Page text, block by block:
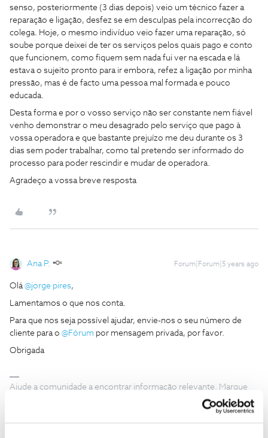
senso, posteriormente (3 dias depois) veio um técnico fazer a
reparação e ligação, desfez se em desculpas pela incorrecção do
colega. Hoje, o mesmo indivíduo veio fazer uma reparação, só
soube porque deixei de ter os serviços pelos quais pago e conto
que funcionem, como fiquem sem nada fui ver na escada e lá
estava o sujeito pronto para ir embora, refez a ligação por minha
pressão, mas é de facto uma pessoa mal formada e pouco
educada.
Desta forma e por o vosso serviço não ser constante nem fiável
venho demonstrar o meu desagrado pelo serviço que pago à
vossa operadora e que bastante prejuízo me deu durante os 3
dias sem poder trabalhar, como tal pretendo ser informado do
processo para poder rescindir e mudar de operadora.
Agradeço a vossa breve resposta
Ana P. Forum|Forum|5 years ago
Olá@jorge pires,
Lamentamos o que nos conta.
Para que nos seja possível ajudar, envie-nos o seu número de
cliente para o @Fórum por mensagem privada, por favor.
Obrigada
Ajude a comunidade a encontrar informação relevante. Marque
como "Melhor Resposta" e faça "Like" nos melhores comentários.